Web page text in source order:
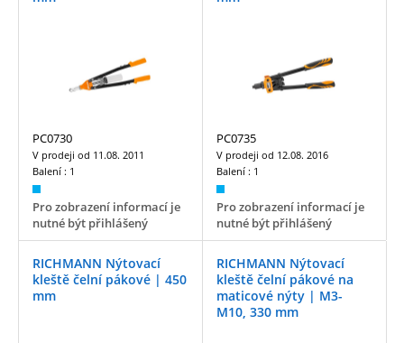
PC0730
V prodeji od 11.08. 2011
Balení : 1
Pro zobrazení informací je
nutné být přihlášený
PC0735
V prodeji od 12.08. 2016
Balení : 1
Pro zobrazení informací je
nutné být přihlášený
RICHMANN Nýtovací
kleště čelní pákové | 450
mm
RICHMANN Nýtovací
kleště čelní pákové na
maticové nýty | M3-
M10, 330 mm